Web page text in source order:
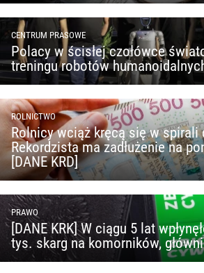
CENTRUM PRASOWE
Polacy w ścisłej czołówce
treningu robotów
ROLNICTWO
Rolnicy wciąż kręcą się w spirali
Rekordzista ma zadłużenie na
[DANE KRD]
PRAWO
[DANE KRK] W ciągu 5 lat
tys. skarg na komorników,